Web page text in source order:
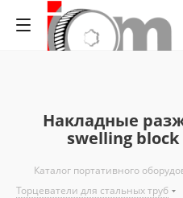
Накладные
swelling block
Каталог портативного
Торцеватели для стальных труб